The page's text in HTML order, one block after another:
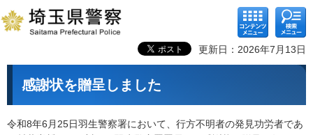
コンテ
ンツメ
ニュー
検索メ
ニュー
更新日：2026年7月13日
感謝状を贈呈しました
令和8年6月25日羽生警察署において、行方不明者の発見功労者であ